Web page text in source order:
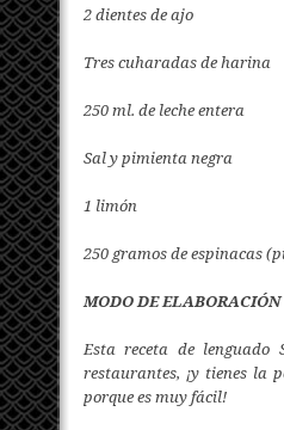
2 dientes de ajo
Tres cuharadas de harina
250 ml. de leche entera
Sal y pimienta negra
1 limón
250 gramos de espinacas
MODO DE ELABORACIÓN
Esta receta de lenguado
restaurantes, ¡y tienes la
porque es muy fácil!